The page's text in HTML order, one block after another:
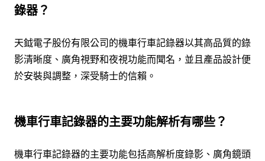
錄器？
天鉞電子股份有限公司的機車行車記錄器以其高品質的錄
影清晰度、廣角視野和夜視功能而聞名，並且產品設計便
於安裝與調整，深受騎士的信賴。
機車行車記錄器的主要功能解析有哪些？
機車行車記錄器的主要功能包括高解析度錄影、廣角鏡頭